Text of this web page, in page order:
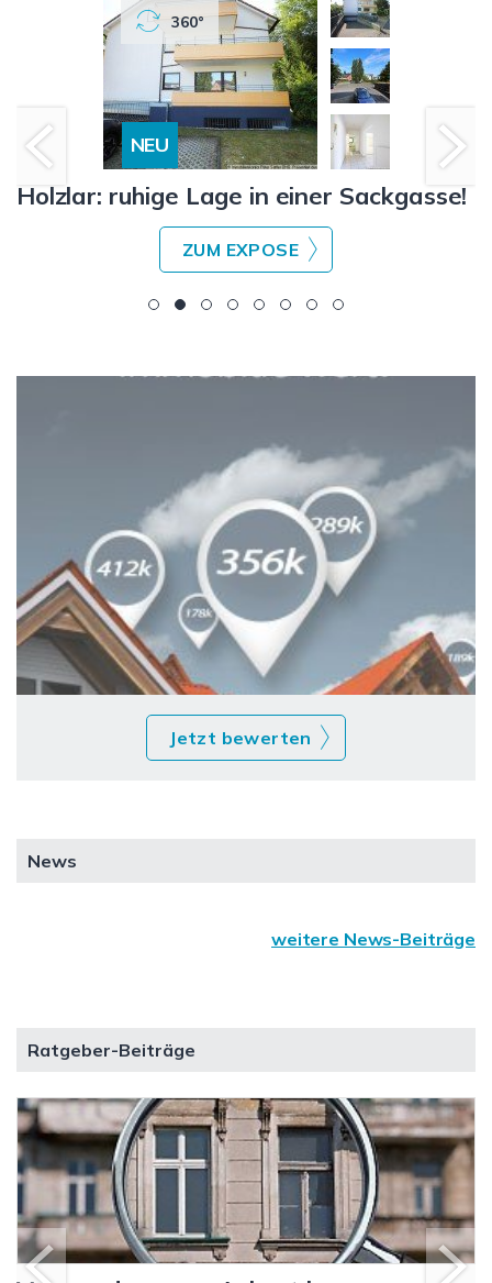
NEU
360°
Holzlar: ruhige Lage in einer Sackgasse!
ZUM EXPOSE
Jetzt bewerten
News
weitere News-Beiträge
Ratgeber-Beiträge